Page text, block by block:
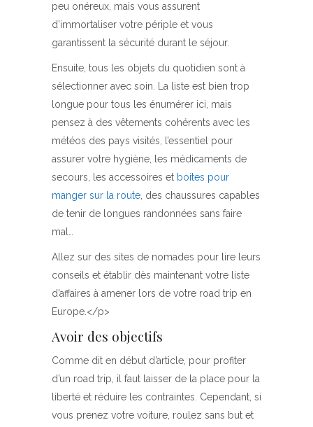
peu onéreux, mais vous assurent
d’immortaliser votre périple et vous
garantissent la sécurité durant le séjour.
Ensuite, tous les objets du quotidien sont à
sélectionner avec soin. La liste est bien trop
longue pour tous les énumérer ici, mais
pensez à des vêtements cohérents avec les
météos des pays visités, l’essentiel pour
assurer votre hygiène, les médicaments de
secours, les accessoires et boites pour
manger sur la route , des chaussures capables
de tenir de longues randonnées sans faire
mal…
Allez sur des sites de nomades pour lire leurs
conseils et établir dès maintenant votre liste
d’affaires à amener lors de votre road trip en
Europe.</p>
Avoir des objectifs
Comme dit en début d’article, pour profiter
d’un road trip, il faut laisser de la place pour la
liberté et réduire les contraintes. Cependant, si
vous prenez votre voiture, roulez sans but et